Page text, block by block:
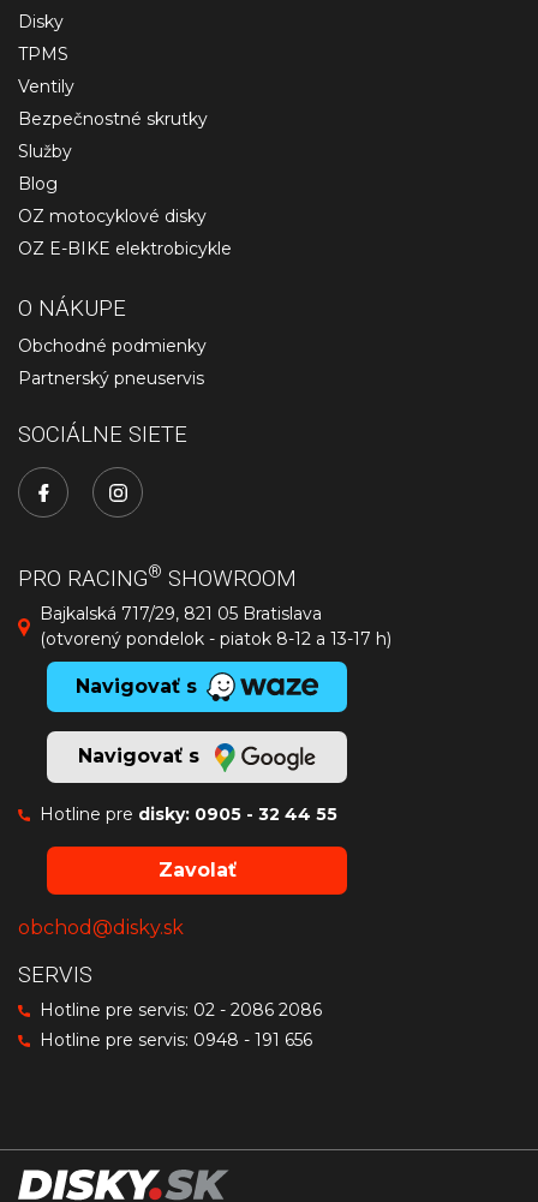
Disky
TPMS
Ventily
Bezpečnostné skrutky
Služby
Blog
OZ motocyklové disky
OZ E-BIKE elektrobicykle
O NÁKUPE
Obchodné podmienky
Partnerský pneuservis
SOCIÁLNE SIETE
PRO RACING® SHOWROOM
Bajkalská 717/29, 821 05 Bratislava
(otvorený pondelok - piatok 8-12 a 13-17 h)
Navigovať s
Navigovať s
Hotline pre disky: 0905 - 32 44 55
Zavolať
obchod@disky.sk
SERVIS
Hotline pre servis: 02 - 2086 2086
Hotline pre servis: 0948 - 191 656